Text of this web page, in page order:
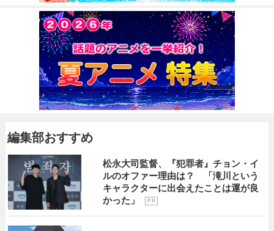
編集部おすすめ
松永大司監督、『犯罪者』チョン・イ
ルのオファー理由は？ 「滝川という
キャラクターに出会えたことは運が良
かった」
P R